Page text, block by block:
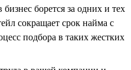
борется за одних и тех
сокращает срок найма с
подбора в таких жестких